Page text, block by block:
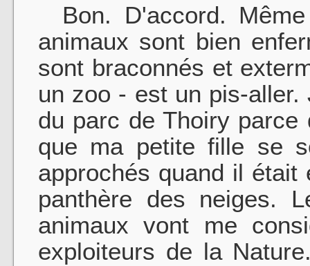
Bon. D'accord.
animaux sont bien
sont braconnés et
un zoo - est un pis-
du parc de Thoiry
que ma petite fille se
approchés quand il
panthère des neiges.
animaux vont me
exploiteurs de la